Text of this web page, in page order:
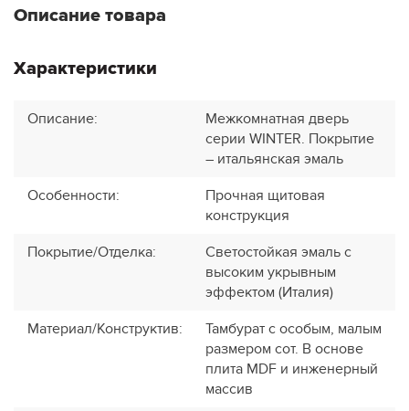
Описание товара
Характеристики
Описание:
Межкомнатная дверь
серии WINTER. Покрытие
– итальянская эмаль
Особенности:
Прочная щитовая
конструкция
Покрытие/Отделка:
Светостойкая эмаль с
высоким укрывным
эффектом (Италия)
Материал/Конструктив:
Тамбурат с особым, малым
размером сот. В основе
плита MDF и инженерный
массив